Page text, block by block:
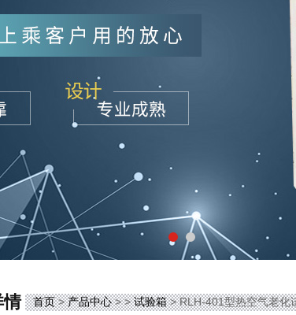
情 首页>产品中心> >试验箱> RLH-401型热空气老化